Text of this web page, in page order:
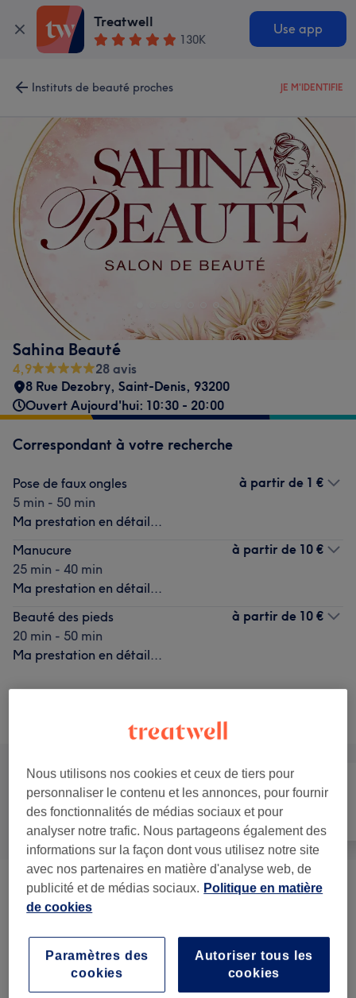
Treatwell
130K
Use app
Instituts de beauté proches JE M'IDENTIFIE
Sahina Beauté
4,9
28 avis
8 Rue Dezobry, Saint-Denis, 93200
Ouvert Aujourd'hui: 10:30 - 20:00
Correspondant à votre recherche
Pose de faux ongles
5 min - 50 min
Ma prestation en détail...
à partir de 1 €
Manucure
25 min - 40 min
Ma prestation en détail...
à partir de 10 €
Beauté des pieds
20 min - 50 min
Ma prestation en détail...
à partir de 10 €
Recherchez dans notre liste de prestations
Tout
Manucure et
BEAUTE DES PIEDS (1) à partir de 10 €
BEAUTÉ DES MAINS
MANUCURE (1)
à partir de 10 €
Nous utilisons nos cookies et ceux de tiers pour
personnaliser le contenu et les annonces, pour fournir
des fonctionnalités de médias sociaux et pour
analyser notre trafic. Nous partageons également des
informations sur la façon dont vous utilisez notre site
avec nos partenaires en matière d'analyse web, de
publicité et de médias sociaux. Politique en matière
de cookies
Autoriser tous les
cookies
Paramètres des
cookies